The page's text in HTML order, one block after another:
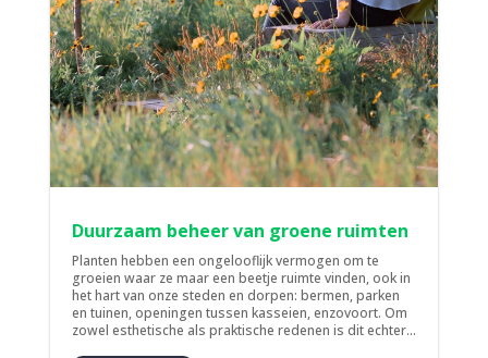
Duurzaam beheer van groene ruimten
Planten hebben een ongelooflijk vermogen om te
groeien waar ze maar een beetje ruimte vinden, ook in
het hart van onze steden en dorpen: bermen, parken
en tuinen, openingen tussen kasseien, enzovoort. Om
zowel esthetische als praktische redenen is dit echter...